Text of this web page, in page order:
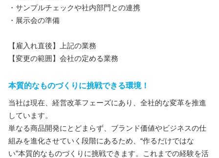
・サンプルチェックや社内部門との連携
・展示会の準備
【雇入れ直後】上記の業務
【変更の範囲】会社の定める業務
本質的なものづくりに挑戦できる環境！
当社は現在、経営改革フェーズにあり、全社的な変革を推進
しています。
単なる商品開発にとどまらず、ブランド価値やビジネスの仕
組みを進化させていく段階にあるため、“作るだけではな
い”本質的なものづくりに挑戦できます。これまでの経験を活